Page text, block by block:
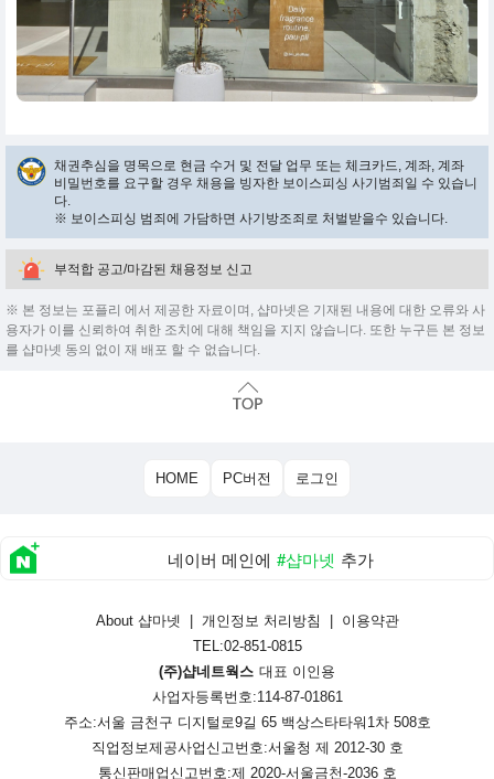
채권추심을 명목으로 현금 수거 및 전달 업무 또는 체크카드, 계좌, 계좌
비밀번호를 요구할 경우 채용을 빙자한 보이스피싱 사기범죄일 수 있습니
다.
※ 보이스피싱 범죄에 가담하면 사기방조죄로 처벌받을수 있습니다.
부적합 공고/마감된 채용정보 신고
※ 본 정보는 포플리 에서 제공한 자료이며, 샵마넷은 기재된 내용에 대한 오류와 사
용자가 이를 신뢰하여 취한 조치에 대해 책임을 지지 않습니다. 또한 누구든 본 정보
를 샵마넷 동의 없이 재 배포 할 수 없습니다.
HOME PC버전 로그인
네이버 메인에 #샵마넷 추가
About 샵마넷 개인정보 처리방침
이용약관
TEL:02-851-0815
(주)샵네트웍스 대표 이인용
사업자등록번호:114-87-01861
주소:서울 금천구 디지털로9길 65 백상스타타워1차 508호
직업정보제공사업신고번호:서울청 제 2012-30 호
통신판매업신고번호:제 2020-서울금천-2036 호